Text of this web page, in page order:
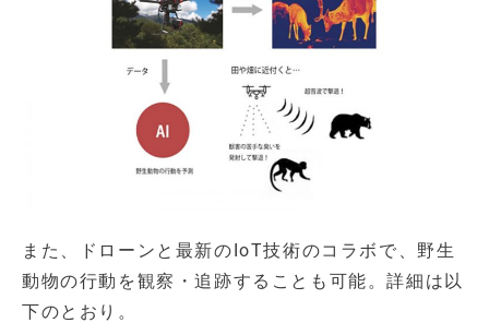
また、ドローンと最新のIoT技術のコラボで、野生
動物の行動を観察・追跡することも可能。詳細は以
下のとおり。